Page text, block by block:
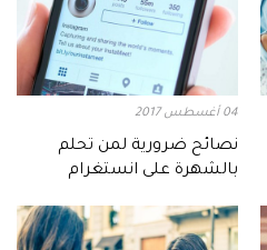
04 أغسطس 2017
نصائح ضرورية لمن تحلم
بالشهرة على انستغرام